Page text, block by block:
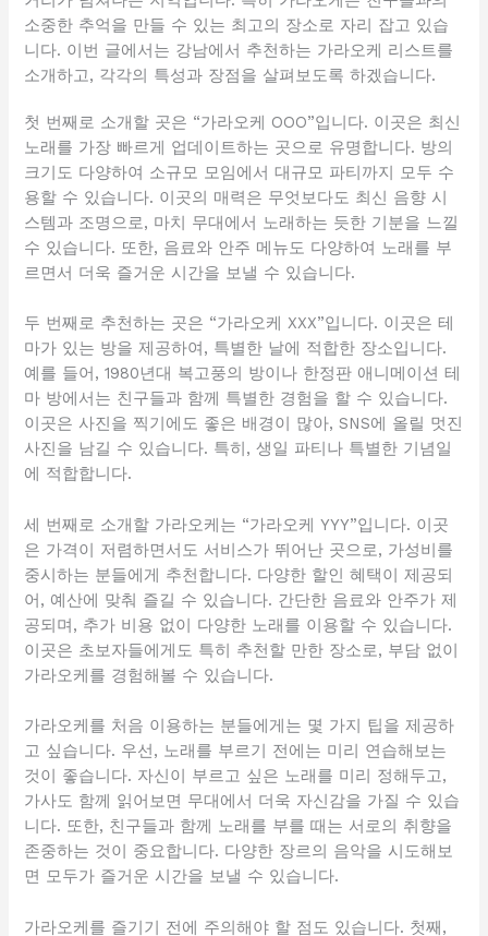
소중한 추억을 만들 수 있는 최고의 장소로 자리 잡고 있습
니다. 이번 글에서는 강남에서 추천하는 가라오케 리스트를
소개하고, 각각의 특성과 장점을 살펴보도록 하겠습니다.
첫 번째로 소개할 곳은 “가라오케 OOO”입니다. 이곳은 최신
노래를 가장 빠르게 업데이트하는 곳으로 유명합니다. 방의
크기도 다양하여 소규모 모임에서 대규모 파티까지 모두 수
용할 수 있습니다. 이곳의 매력은 무엇보다도 최신 음향 시
스템과 조명으로, 마치 무대에서 노래하는 듯한 기분을 느낄
수 있습니다. 또한, 음료와 안주 메뉴도 다양하여 노래를 부
르면서 더욱 즐거운 시간을 보낼 수 있습니다.
두 번째로 추천하는 곳은 “가라오케 XXX”입니다. 이곳은 테
마가 있는 방을 제공하여, 특별한 날에 적합한 장소입니다.
예를 들어, 1980년대 복고풍의 방이나 한정판 애니메이션 테
마 방에서는 친구들과 함께 특별한 경험을 할 수 있습니다.
이곳은 사진을 찍기에도 좋은 배경이 많아, SNS에 올릴 멋진
사진을 남길 수 있습니다. 특히, 생일 파티나 특별한 기념일
에 적합합니다.
세 번째로 소개할 가라오케는 “가라오케 YYY”입니다. 이곳
은 가격이 저렴하면서도 서비스가 뛰어난 곳으로, 가성비를
중시하는 분들에게 추천합니다. 다양한 할인 혜택이 제공되
어, 예산에 맞춰 즐길 수 있습니다. 간단한 음료와 안주가 제
공되며, 추가 비용 없이 다양한 노래를 이용할 수 있습니다.
이곳은 초보자들에게도 특히 추천할 만한 장소로, 부담 없이
가라오케를 경험해볼 수 있습니다.
가라오케를 처음 이용하는 분들에게는 몇 가지 팁을 제공하
고 싶습니다. 우선, 노래를 부르기 전에는 미리 연습해보는
것이 좋습니다. 자신이 부르고 싶은 노래를 미리 정해두고,
가사도 함께 읽어보면 무대에서 더욱 자신감을 가질 수 있습
니다. 또한, 친구들과 함께 노래를 부를 때는 서로의 취향을
존중하는 것이 중요합니다. 다양한 장르의 음악을 시도해보
면 모두가 즐거운 시간을 보낼 수 있습니다.
가라오케를 즐기기 전에 주의해야 할 점도 있습니다. 첫째,